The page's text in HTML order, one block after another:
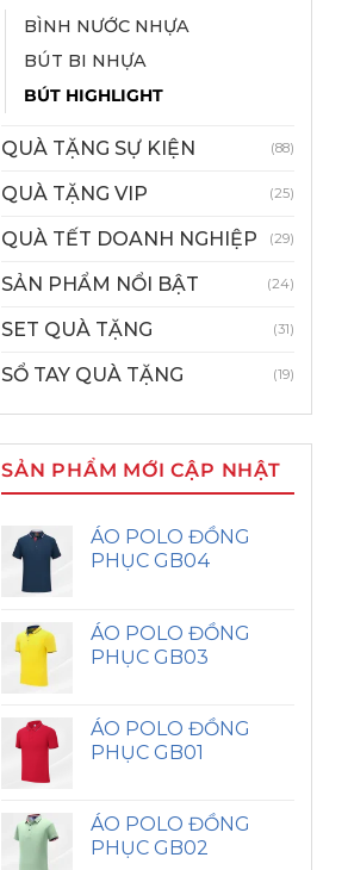
BÌNH NƯỚC NHỰA
BÚT BI NHỰA
BÚT HIGHLIGHT
QUÀ TẶNG SỰ KIỆN (88)
QUÀ TẶNG VIP (25)
QUÀ TẾT DOANH NGHIỆP (29)
SẢN PHẨM NỔI BẬT (24)
SET QUÀ TẶNG (31)
SỔ TAY QUÀ TẶNG (19)
SẢN PHẨM MỚI CẬP NHẬT
ÁO POLO ĐỒNG
PHỤC GB04
ÁO POLO ĐỒNG
PHỤC GB03
ÁO POLO ĐỒNG
PHỤC GB01
ÁO POLO ĐỒNG
PHỤC GB02